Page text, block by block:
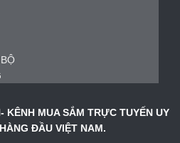
KÊNH MUA SẮM TRỰC TUYẾN UY
ĐẦU VIỆT NAM.